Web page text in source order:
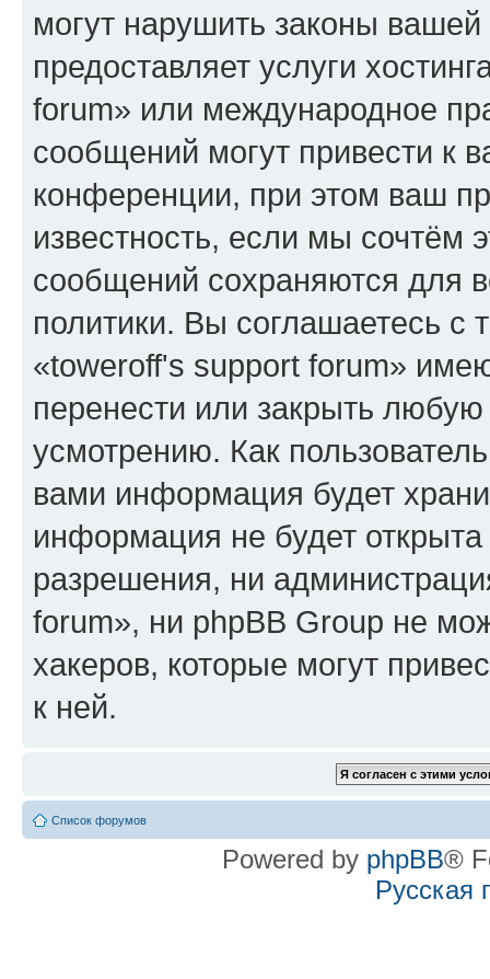
могут нарушить законы
предоставляет услуги
forum» или международное
сообщений могут привести к
конференции, при этом ваш
известность, если мы сочтём
сообщений сохраняются для
политики. Вы соглашаетесь
«toweroff's support forum»
перенести или закрыть
усмотрению. Как
вами информация будет
информация не будет
разрешения, ни
forum», ни phpBB Group не
хакеров, которые могут
к ней.
Список форумов
Powered by phpBB®
Русская